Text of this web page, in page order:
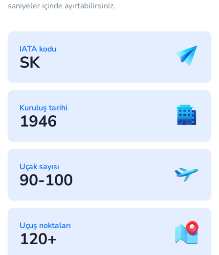
saniyeler içinde ayırtabilirsiniz.
IATA kodu
SK
Kuruluş tarihi
1946
Uçak sayısı
90-100
Uçuş noktaları
120+